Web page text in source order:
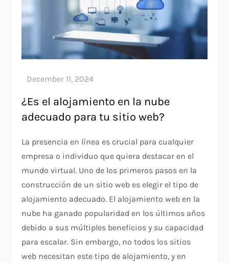
¿Es el alojamiento en la nube
adecuado para tu sitio web?
La presencia en línea es crucial para cualquier
empresa o individuo que quiera destacar en el
mundo virtual. Uno de los primeros pasos en la
construcción de un sitio web es elegir el tipo de
alojamiento adecuado. El alojamiento web en la
nube ha ganado popularidad en los últimos años
debido a sus múltiples beneficios y su capacidad
para escalar. Sin embargo, no todos los sitios
web necesitan este tipo de alojamiento, y en